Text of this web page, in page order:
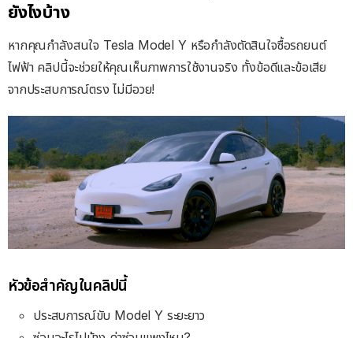
ยังไงบ้าง
หากคุณกำลังสนใจ Tesla Model Y หรือกำลังตัดสินใจซื้อรถยนต์
ไฟฟ้า คลิปนี้จะช่วยให้คุณเห็นภาพการใช้งานจริง ทั้งข้อดีและข้อเสีย
จากประสบการณ์ตรง ไม่มีอวย!
หัวข้อสำคัญในคลิปนี้
ประสบการณ์ขับ Model Y ระยะยาว